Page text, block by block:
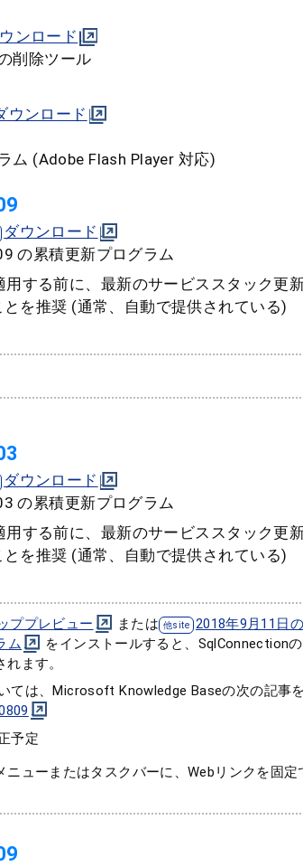
ンロード
削除ツール
ウンロード
ム (Adobe Flash Player 対応)
ダウンロード
の累積更新プログラム
する前に、最新のサービススタック更
とを推奨 (通常、自動で提供されている)
ダウンロード
の累積更新プログラム
する前に、最新のサービススタック更
とを推奨 (通常、自動で提供されている)
ププレビュー または
2018年9月11日
ム
をインストールすると、SqlConnection
ます。
ては、Microsoft Knowledge Baseの次の記事
予定
ニューまたはタスクバーに、Webリンクを固定